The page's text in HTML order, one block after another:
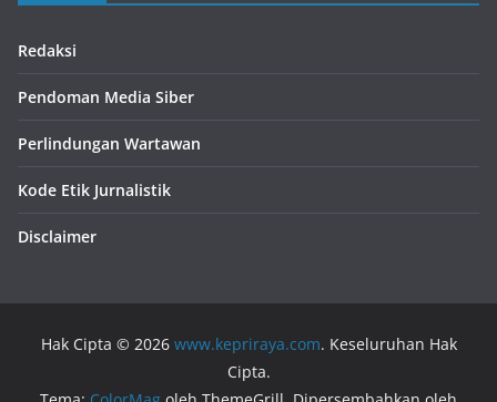
Redaksi
Pendoman Media Siber
Perlindungan Wartawan
Kode Etik Jurnalistik
Disclaimer
Hak Cipta © 2026 www.kepriraya.com. Keseluruhan Hak
Cipta.